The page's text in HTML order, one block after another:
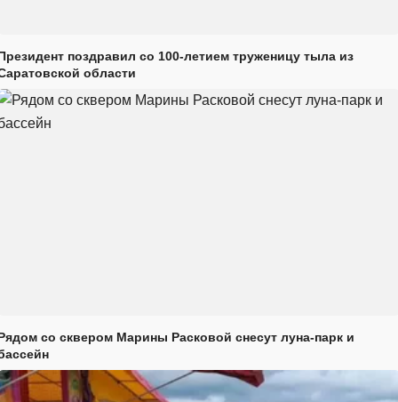
поздравил со 100-летием труженицу тыла из
области
со сквером Марины Расковой снесут луна-парк и